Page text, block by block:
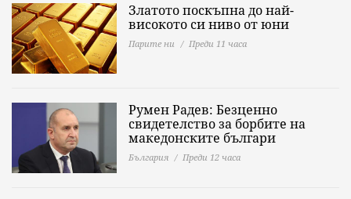
Златото поскъпна до най-
високото си ниво от юни
Парите ни Преди 11 часа
Румен Радев: Безценно
свидетелство за борбите на
македонските българи
България Преди 12 часа